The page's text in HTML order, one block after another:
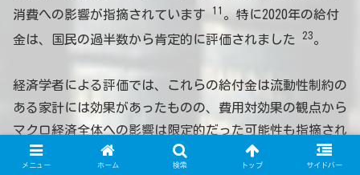
消費への影響が指摘されています
11 。特に2020年の給付
金は、国民の過半数から肯定的に評価されました
23。
経済学者による評価では、これらの給付金は流動性制約の
ある家計には効果があったものの、費用対効果の観点から
マクロ経済全体への影響は限定的だった可能性も指摘され
ています
。また、事実上既得権益化しやすい租税特別措
メニュー ホーム 検索 トップ サイドバー